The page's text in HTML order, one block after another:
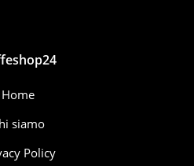
Home
siamo
Policy